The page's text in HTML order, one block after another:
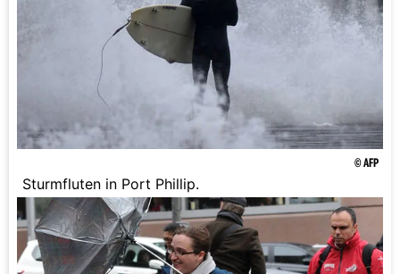
© AFP
Sturmfluten in Port Phillip.